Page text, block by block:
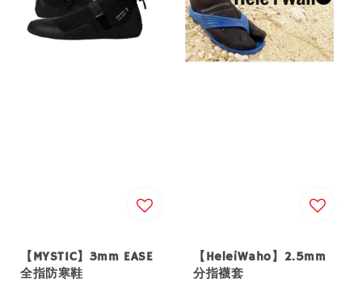
【MYSTIC】3mm EASE
全指防寒鞋
【HeleiWaho】2.5mm
分指襪套